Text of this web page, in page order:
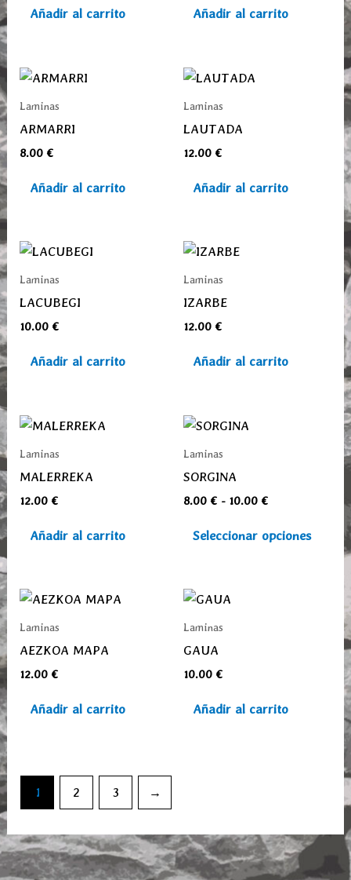
Añadir al carrito Añadir al carrito
Laminas
ARMARRI
8.00 €
Añadir al carrito
Laminas
LAUTADA
12.00 €
Añadir al carrito
Laminas
LACUBEGI
10.00 €
Añadir al carrito
Laminas
IZARBE
12.00 €
Añadir al carrito
Laminas
MALERREKA
12.00 €
Añadir al carrito
Laminas
SORGINA
8.00 € - 10.00 €
Seleccionar opciones
tiene
elegir
Laminas
AEZKOA MAPA
12.00 €
Añadir al carrito
Laminas
GAUA
10.00 €
Añadir al carrito
1 2 3 →